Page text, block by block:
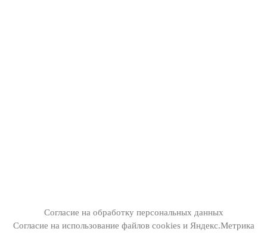
Согласие на обработку персональных данных
Согласие на использование файлов cookies и Яндекс.Метрика